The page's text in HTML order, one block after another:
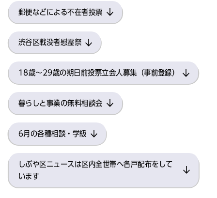
郵便などによる不在者投票
渋谷区戦没者慰霊祭
18歳～29歳の期日前投票立会人募集（事前登録）
暮らしと事業の無料相談会
6月の各種相談・学級
しぶや区ニュースは区内全世帯へ各戸配布をして
います